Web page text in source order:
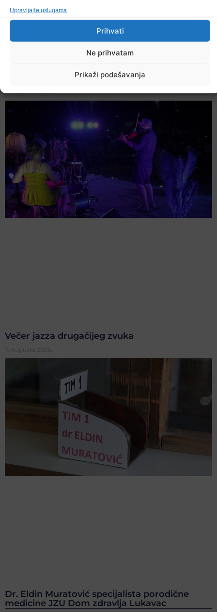
Upravljajte uslugama
Prihvati
Ne prihvatam
Prikaži podešavanja
U TK povećan broj požara
7. Augusta 2026.
Večer jazza drugačijeg zvuka
7. Augusta 2026.
Dr. Eldin Muratović specijalista porodične
medicine JZU Dom zdravlja Lukavac